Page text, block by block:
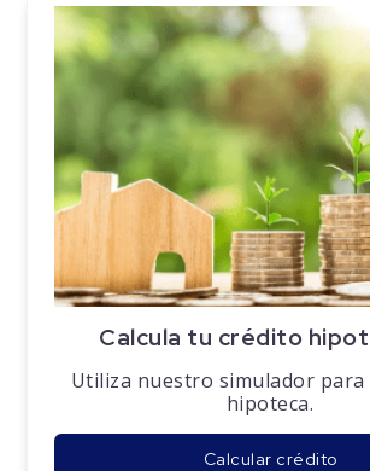
Calcula tu crédito
Utiliza nuestro simulador
hipoteca.
Calcular crédito